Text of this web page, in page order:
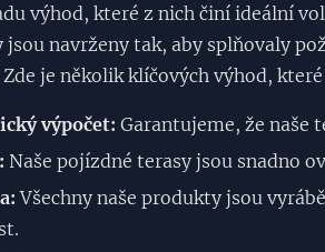
výhod, které z nich činí ideální
jsou navrženy tak, aby splňovaly
je několik klíčových výhod,
výpočet: Garantujeme, že naše
Naše pojízdné terasy jsou snadno
Všechny naše produkty jsou